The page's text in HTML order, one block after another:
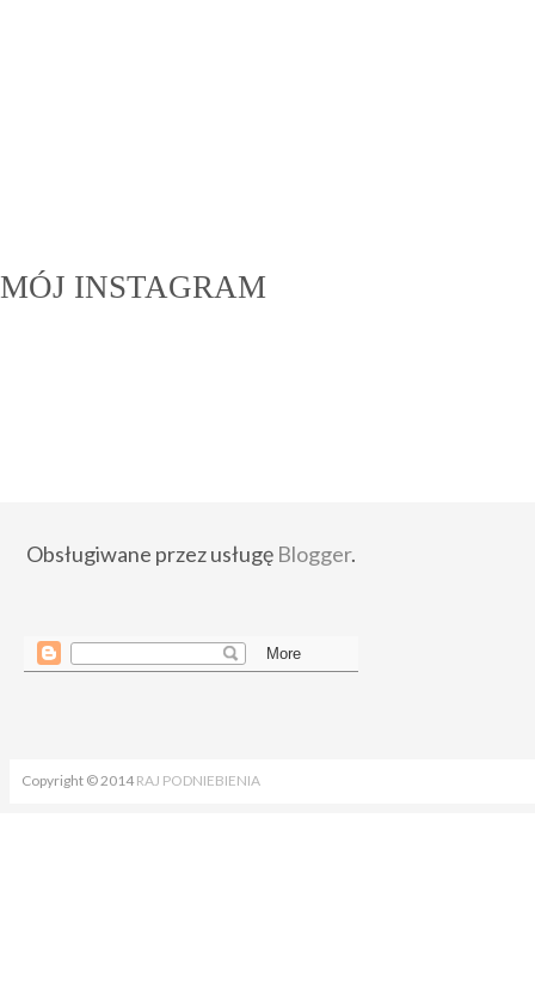
MÓJ INSTAGRAM
Obsługiwane przez usługę Blogger.
Copyright © 2014 RAJ PODNIEBIENIA